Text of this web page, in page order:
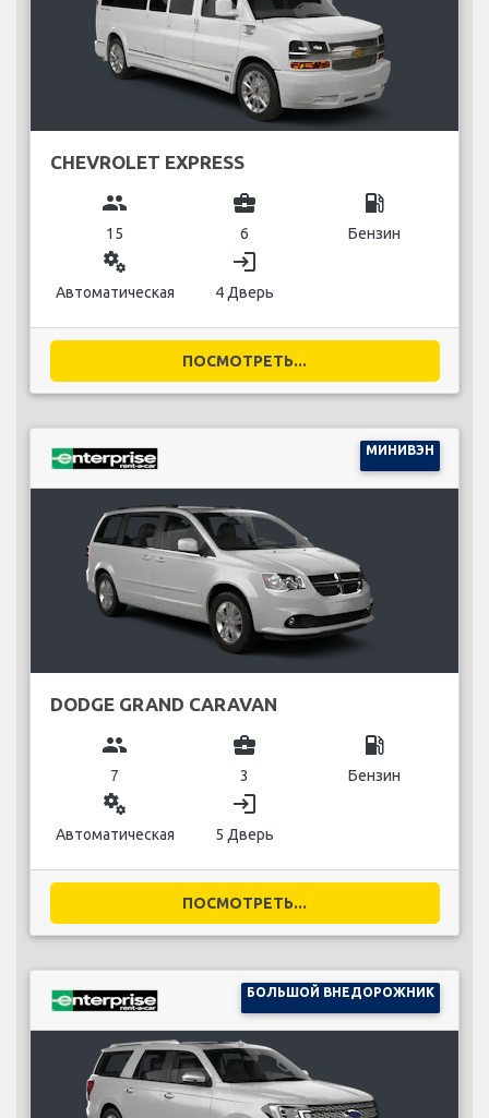
CHEVROLET EXPRESS
group
15
business_center
6
local_gas_station
Бензин
miscellaneous_services
Автоматическая
login
4 Дверь
ПОСМОТРЕТЬ...
МИНИВЭН
DODGE GRAND CARAVAN
group
7
business_center
3
local_gas_station
Бензин
miscellaneous_services
Автоматическая
login
5 Дверь
ПОСМОТРЕТЬ...
БОЛЬШОЙ ВНЕДОРОЖНИК